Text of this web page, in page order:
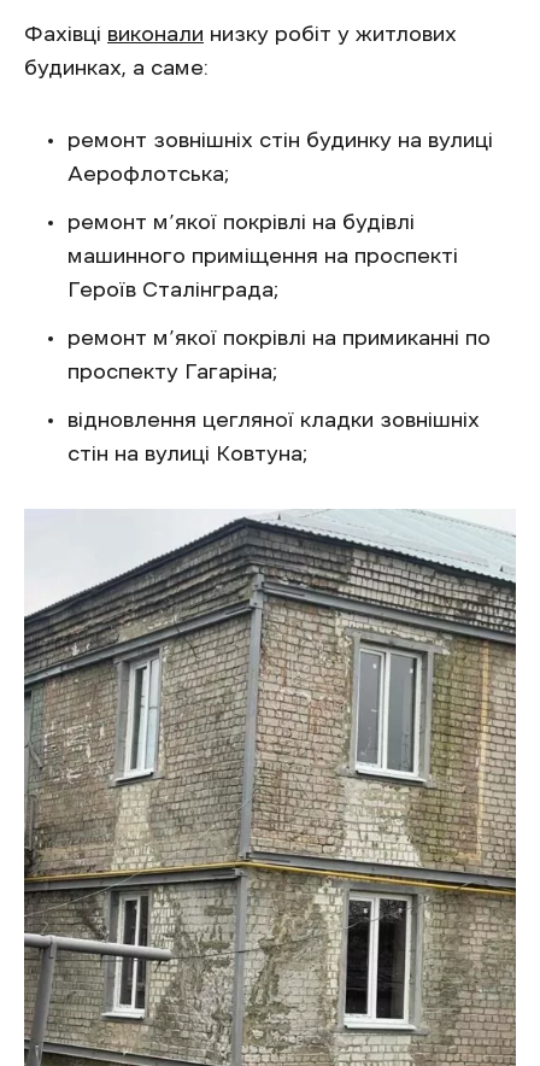
Фахівці виконали низку робіт у житлових
будинках, а саме:
ремонт зовнішніх стін будинку на вулиці
Аерофлотська;
ремонт м’якої покрівлі на будівлі
машинного приміщення на проспекті
Героїв Сталінграда;
ремонт м’якої покрівлі на примиканні по
проспекту Гагаріна;
відновлення цегляної кладки зовнішніх
стін на вулиці Ковтуна;